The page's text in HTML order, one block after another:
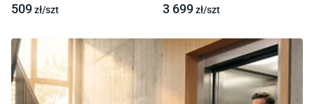
509zł/szt 3 699zł/szt